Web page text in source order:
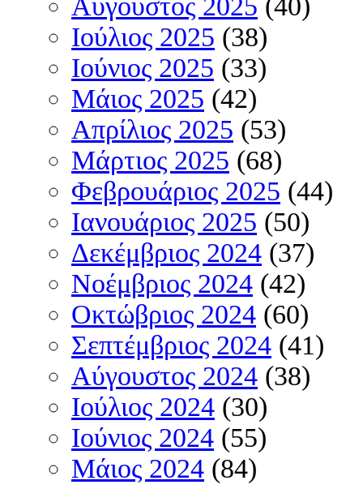
Ιούλιος 2025 (38)
Ιούνιος 2025 (33)
Μάιος 2025 (42)
Απρίλιος 2025 (53)
Μάρτιος 2025 (68)
Φεβρουάριος 2025 (44)
Ιανουάριος 2025 (50)
Δεκέμβριος 2024 (37)
Νοέμβριος 2024 (42)
Οκτώβριος 2024 (60)
Σεπτέμβριος 2024 (41)
Αύγουστος 2024 (38)
Ιούλιος 2024 (30)
Ιούνιος 2024 (55)
Μάιος 2024 (84)